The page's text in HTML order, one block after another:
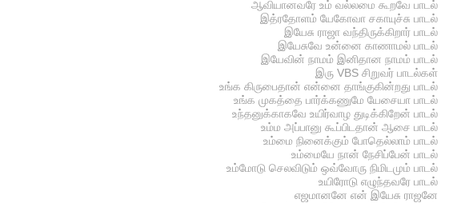
ஆவியானவரே உம் வல்லமை கூறவே பாடல்
இத்ரதோளம் யேகோவா சகாயுச்சு பாடல்
இயேசு ராஜா வந்திருக்கிறார் பாடல்
இயேசுவே உன்னை காணாமல் பாடல்
இயேவின் நாமம் இனிதான நாமம் பாடல்
இரு VBS சிறுவர் பாடல்கள்
உங்க கிருபைதான் என்னை தாங்குகின்றது பாடல்
உங்க முகத்தை பார்க்கணுமே யேசையா பாடல்
உந்தனுக்காகவே உயிர்வாழ துடிக்கிறேன் பாடல்
உம்ம அப்பானு கூப்பிடதான் ஆசை பாடல்
உம்மை நினைக்கும் போதெல்லாம் பாடல்
உம்மையே நான் நேசிப்பேன் பாடல்
உம்மோடு செலவிடும் ஒவ்வோரு நிமிடமும் பாடல்
உயிரோடு எழுந்தவரே பாடல்
எஜமானனே என் இயேசு ராஜனே